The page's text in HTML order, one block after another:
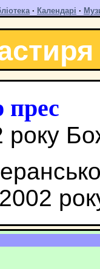
· Календарі ·
року